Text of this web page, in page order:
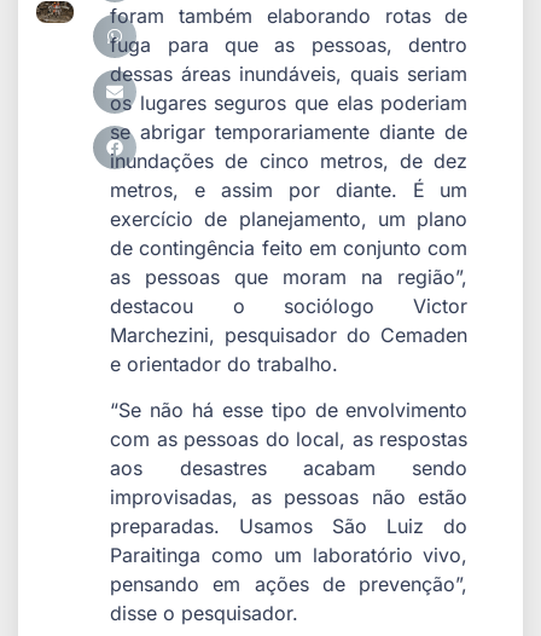
foram também elaborando rotas de
fuga para que as pessoas, dentro
dessas áreas inundáveis, quais seriam
os lugares seguros que elas poderiam
se abrigar temporariamente diante de
inundações de cinco metros, de dez
metros, e assim por diante. É um
exercício de planejamento, um plano
de contingência feito em conjunto com
as pessoas que moram na região”,
destacou o sociólogo Victor
Marchezini, pesquisador do Cemaden
e orientador do trabalho.
“Se não há esse tipo de envolvimento
com as pessoas do local, as respostas
aos desastres acabam sendo
improvisadas, as pessoas não estão
preparadas. Usamos São Luiz do
Paraitinga como um laboratório vivo,
pensando em ações de prevenção”,
disse o pesquisador.